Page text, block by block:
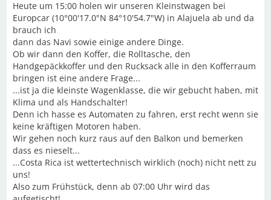
Heute um 15:00 holen wir unseren Kleinstwagen bei
Europcar (10°00'17.0"N 84°10'54.7"W) in Alajuela ab und da
brauch ich
dann das Navi sowie einige andere Dinge.
Ob wir dann den Koffer, die Rolltasche, den
Handgepäckkoffer und den Rucksack alle in den Kofferraum
bringen ist eine andere Frage...
...ist ja die kleinste Wagenklasse, die wir gebucht haben, mit
Klima und als Handschalter!
Denn ich hasse es Automaten zu fahren, erst recht wenn sie
keine kräftigen Motoren haben.
Wir gehen noch kurz raus auf den Balkon und bemerken
dass es nieselt...
...Costa Rica ist wettertechnisch wirklich (noch) nicht nett zu
uns!
Also zum Frühstück, denn ab 07:00 Uhr wird das